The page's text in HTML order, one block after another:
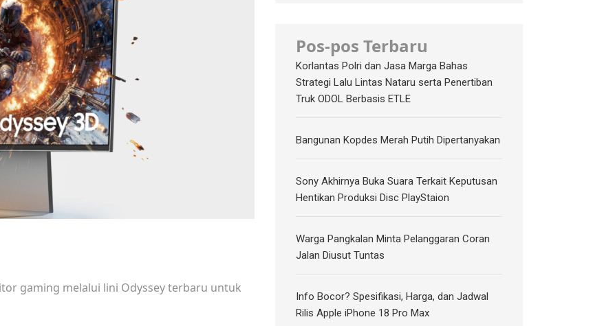
gaming melalui lini Odyssey terbaru untuk
Pos-pos Terbaru
Korlantas Polri dan Jasa Marga Bahas
Strategi Lalu Lintas Nataru serta Penertiban
Truk ODOL Berbasis ETLE
Bangunan Kopdes Merah Putih Dipertanyakan
Sony Akhirnya Buka Suara Terkait Keputusan
Hentikan Produksi Disc PlayStaion
Warga Pangkalan Minta Pelanggaran Coran
Jalan Diusut Tuntas
Info Bocor? Spesifikasi, Harga, dan Jadwal
Rilis Apple iPhone 18 Pro Max